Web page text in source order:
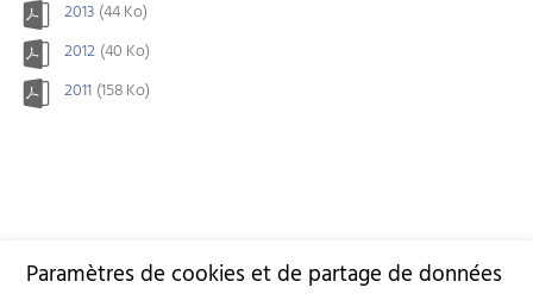
2013 (44 Ko)
2012 (40 Ko)
2011 (158 Ko)
Paramètres de cookies et de partage de données